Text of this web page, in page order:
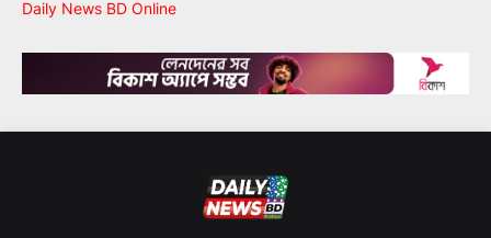
Daily News BD Online